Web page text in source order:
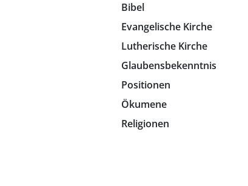
Bibel
Evangelische Kirche
Lutherische Kirche
Glaubensbekenntnis
Positionen
Ökumene
Religionen